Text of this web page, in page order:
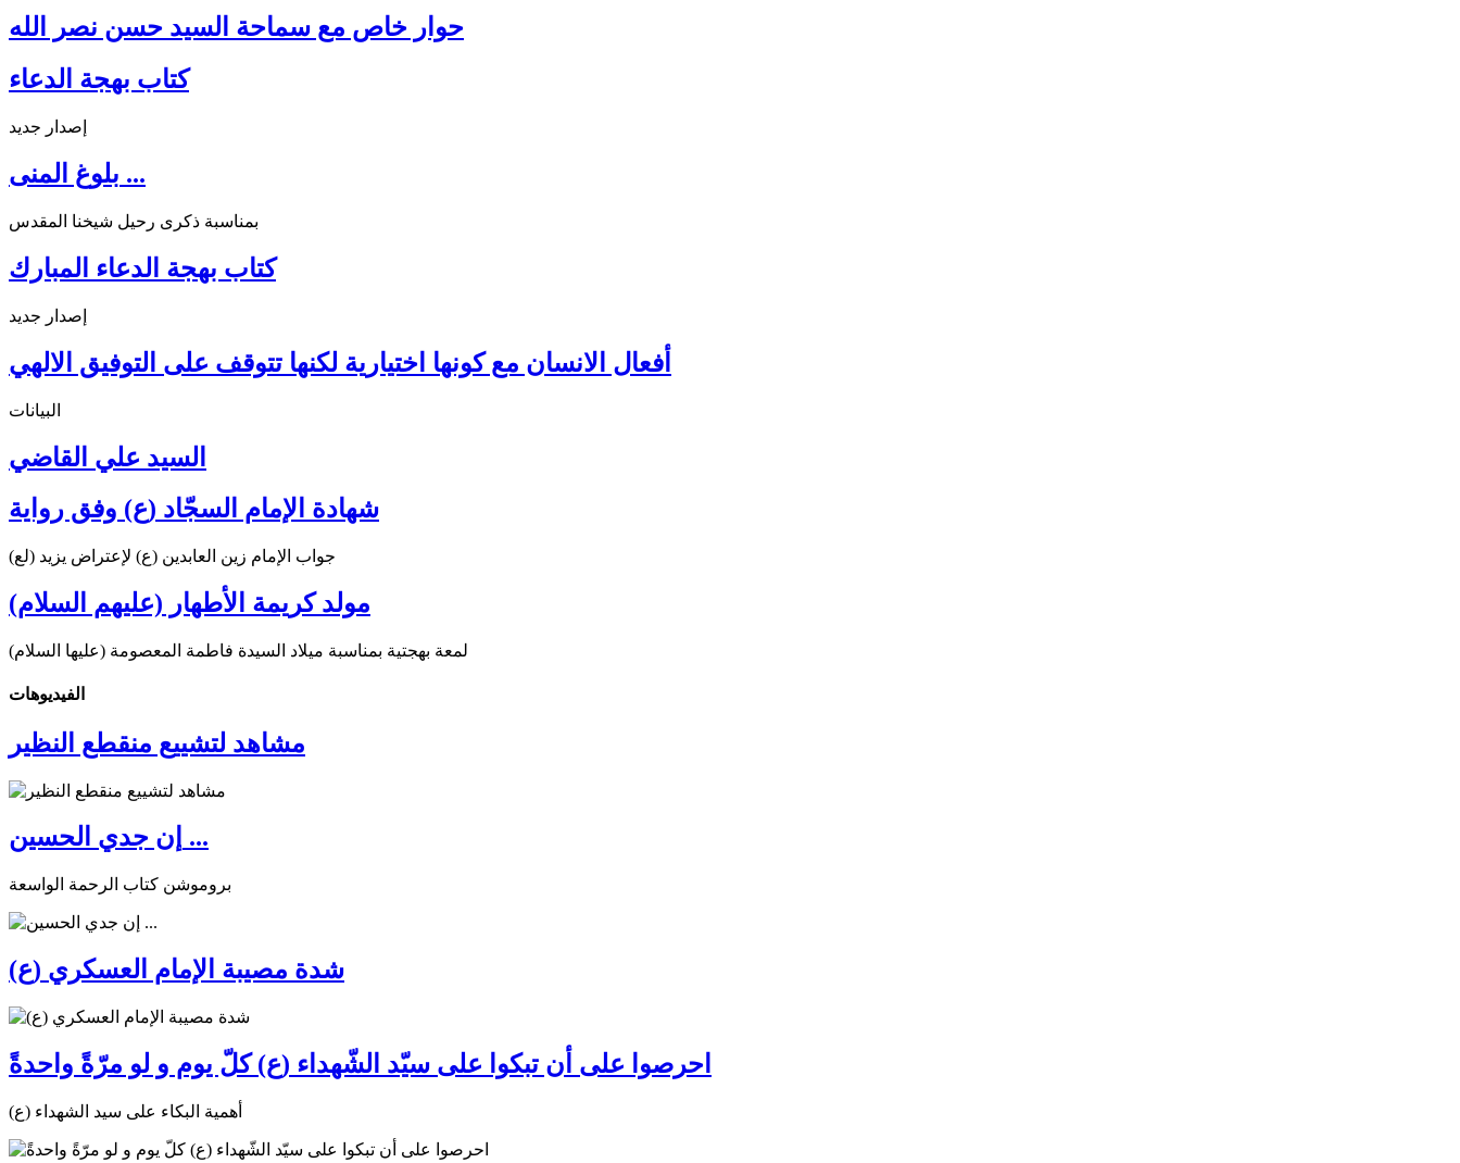
حوار خاص مع سماحة السيد حسن نصر الله
كتاب بهجة الدعاء
إصدار جديد
بلوغ المنى ...
بمناسبة ذكرى رحيل شيخنا المقدس
كتاب بهجة الدعاء المبارك
إصدار جديد
أفعال الانسان مع كونها اختيارية لكنها تتوقف على التوفيق الالهي
البيانات
السيد علي القاضي
شهادة الإمام السجّاد (ع) وفق رواية
جواب الإمام زين العابدين (ع) لإعتراض يزيد (لع)
مولد كريمة الأطهار (عليهم السلام)
لمعة بهجتية بمناسبة ميلاد السيدة فاطمة المعصومة (عليها السلام)
الفیدیوهات
مشاهد لتشييع منقطع النظير
إن جدي الحسين ...
بروموشن كتاب الرحمة الواسعة
شدة مصيبة الإمام العسكري (ع)
احرصوا على أن تبكوا على سيّد الشّهداء (ع) كلّ يوم و لو مرّةً واحدةً
أهمية البكاء على سيد الشهداء (ع)